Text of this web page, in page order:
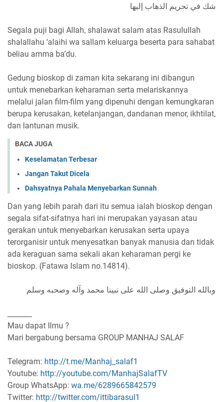
شك في تحريم الذهاب إليها
Segala puji bagi Allah, shalawat salam atas Rasulullah
shalallahu ‘alaihi wa sallam keluarga beserta para sahabat
beliau amma ba’du.
Gedung bioskop di zaman kita sekarang ini dibangun
untuk menebarkan keharaman serta melariskannya
melalui jalan film-film yang dipenuhi dengan kemungkaran
berupa kerusakan, ketelanjangan, dandanan menor, ikhtilat,
dan lantunan musik.
BACA JUGA
Keselamatan Terbesar
Jangan Takut Dicela
Dahsyatnya Pahala Menyebarkan Sunnah
Dan yang lebih parah dari itu semua ialah bioskop dengan
segala sifat-sifatnya hari ini merupakan yayasan atau
gerakan untuk menyebarkan kerusakan serta upaya
terorganisir untuk menyesatkan banyak manusia dan tidak
ada keraguan sama sekali akan keharaman pergi ke
bioskop. (Fatawa Islam no.14814).
وبالله التوفيق وصلى الله على نبينا محمد وآله وصحبه وسلم
Mau dapat Ilmu ?
Mari bergabung bersama GROUP MANHAJ SALAF
Telegram: http://t.me/Manhaj_salaf1
Youtube: http://youtube.com/ManhajSalafTV
Group WhatsApp: wa.me/6289665842579
Twitter: http://twitter.com/ittibarasul1